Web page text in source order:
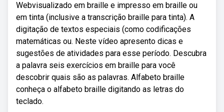
Webvisualizado em braille e impresso em braille ou
em tinta (inclusive a transcrição braille para tinta). A
digitação de textos especiais (como codificações
matemáticas ou. Neste vídeo apresento dicas e
sugestões de atividades para esse período. Descubra
a palavra seis exercícios em braille para você
descobrir quais são as palavras. Alfabeto braille
conheça o alfabeto braille digitando as letras do
teclado.